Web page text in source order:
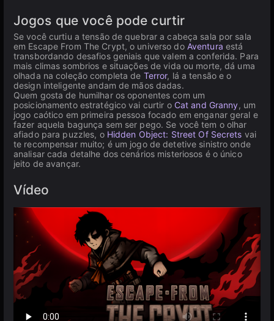
Jogos que você pode curtir
Se você curtiu a tensão de quebrar a cabeça sala por sala
em Escape From The Crypt, o universo do Aventura está
transbordando desafios geniais que valem a conferida. Para
mais climas sombrios e situações de vida ou morte, dá uma
olhada na coleção completa de Terror, lá a tensão e o
design inteligente andam de mãos dadas.
Quem gosta de humilhar os oponentes com um
posicionamento estratégico vai curtir o Cat and Granny, um
jogo caótico em primeira pessoa focado em enganar geral e
fazer aquela bagunça sem ser pego. Se você tem o olhar
afiado para puzzles, o Hidden Object: Street Of Secrets vai
te recompensar muito; é um jogo de detetive sinistro onde
analisar cada detalhe dos cenários misteriosos é o único
jeito de avançar.
Vídeo